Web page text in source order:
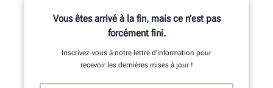
Vous êtes arrivé à la fin, mais ce n’est pas
forcément fini.
Inscrivez-vous à notre lettre d’information pour
recevoir les dernières mises à jour !